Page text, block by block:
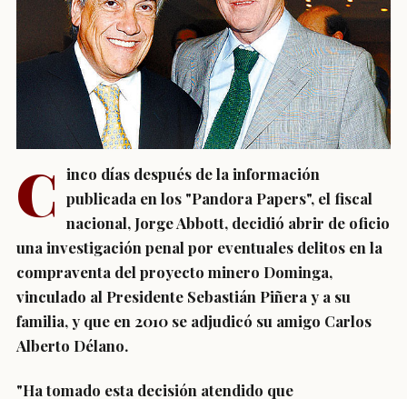
C inco días después de la información
publicada en los "Pandora Papers", el fiscal
nacional, Jorge Abbott, decidió abrir de oficio
una investigación penal por eventuales delitos en la
compraventa del proyecto minero Dominga,
vinculado al Presidente Sebastián Piñera y a su
familia, y que en 2010 se adjudicó su amigo Carlos
Alberto Délano.
"Ha tomado esta decisión atendido que